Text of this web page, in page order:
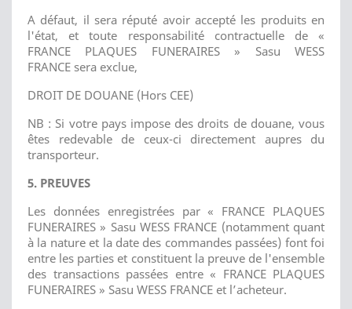
A défaut, il sera réputé avoir accepté les produits en
l'état, et toute responsabilité contractuelle de «
FRANCE PLAQUES FUNERAIRES » Sasu WESS
FRANCE sera exclue,
DROIT DE DOUANE (Hors CEE)
NB : Si votre pays impose des droits de douane, vous
êtes redevable de ceux-ci directement aupres du
transporteur.
5. PREUVES
Les données enregistrées par « FRANCE PLAQUES
FUNERAIRES » Sasu WESS FRANCE (notamment quant
à la nature et la date des commandes passées) font foi
entre les parties et constituent la preuve de l'ensemble
des transactions passées entre « FRANCE PLAQUES
FUNERAIRES » Sasu WESS FRANCE et l’acheteur.